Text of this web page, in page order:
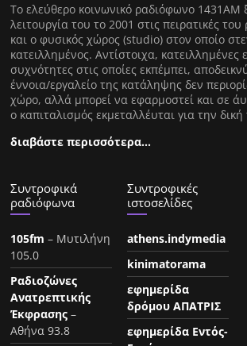
Tο ελεύθερο κοινωνικό ραδιόφωνο 1431AM
λειτουργία του το 2001 στις πειρατικές
και ο φυσικός χώρος (studio) στον οποίο
κατειλλημένος. Αντίστοιχα, κατειλλημένες
συχνότητες στις οποίες εκπέμπει,
έννοια/εργαλείο της κατάληψης δεν
χώρο, αλλά μπορεί να εφαρμοστεί και σε
ο καπιταλισμός εκμεταλλέυται για την
διαβάστε περισσότερα…
Συντροφικά
ραδιόφωνα
105fm – Μυτιλήνη
105.0
Ραδιοζώνες
Ανατρεπτικής
Έκφρασης –
Αθήνα 93.8
Συντροφικές
ιστοσελίδες
athens.indymedia
kinimatorama
εφημερίδα
δρόμου ΑΠΑΤΡΙΣ
εφημερίδα Εντός-